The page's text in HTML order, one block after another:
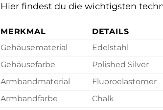
Hier findest du die wichtigsten
MERKMAL
DETAILS
Gehäusematerial
Edelstahl
Gehäusefarbe
Polished Silver
Armbandmaterial
Fluoroelastomer
Armbandfarbe
Chalk